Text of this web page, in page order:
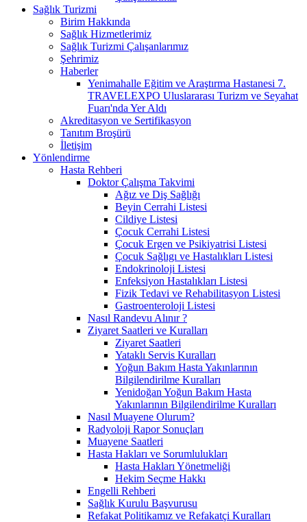
Sağlık Turizmi
Birim Hakkında
Sağlık Hizmetlerimiz
Sağlık Turizmi Çalışanlarımız
Şehrimiz
Haberler
Yenimahalle Eğitim ve Araştırma Hastanesi 7.
TRAVELEXPO Uluslararası Turizm ve Seyahat
Fuarı'nda Yer Aldı
Akreditasyon ve Sertifikasyon
Tanıtım Broşürü
İletişim
Yönlendirme
Hasta Rehberi
Doktor Çalışma Takvimi
Ağız ve Diş Sağlığı
Beyin Cerrahi Listesi
Cildiye Listesi
Çocuk Cerrahi Listesi
Çocuk Ergen ve Psikiyatrisi Listesi
Çocuk Sağlıgı ve Hastalıkları Listesi
Endokrinoloji Listesi
Enfeksiyon Hastalıkları Listesi
Fizik Tedavi ve Rehabilitasyon Listesi
Gastroenteroloji Listesi
Nasıl Randevu Alınır ?
Ziyaret Saatleri ve Kuralları
Ziyaret Saatleri
Yataklı Servis Kuralları
Yoğun Bakım Hasta Yakınlarının
Bilgilendirilme Kuralları
Yenidoğan Yoğun Bakım Hasta
Yakınlarının Bilgilendirilme Kuralları
Nasıl Muayene Olurum?
Radyoloji Rapor Sonuçları
Muayene Saatleri
Hasta Hakları ve Sorumlulukları
Hasta Hakları Yönetmeliği
Hekim Seçme Hakkı
Engelli Rehberi
Sağlık Kurulu Başvurusu
Refakat Politikamız ve Refakatçi Kuralları